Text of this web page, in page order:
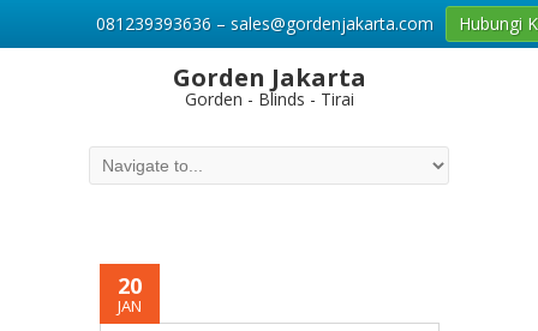
Gorden Jakarta
Gorden - Blinds - Tirai
20
JAN
081239393636 – sales@gordenjakarta.com Hubungi